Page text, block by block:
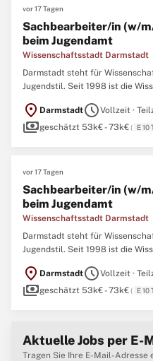
vor 17 Tagen
Sachbearbeiter/in (w/
beim Jugendamt
Wissenschaftsstadt Darmstadt
Darmstadt steht für
Jugendstil. Seit 1998 ist die
Zum 31. Dezember 2014 gab es
location_on DarmstadtscheduleVollzeit ·
paymentsgeschätzt 53k€ - 73k€( E 10
vor 17 Tagen
Sachbearbeiter/in (w/
beim Jugendamt
Wissenschaftsstadt Darmstadt
Darmstadt steht für
Jugendstil. Seit 1998 ist die
Zum 31. Dezember 2014 gab es
location_on DarmstadtscheduleVollzeit ·
paymentsgeschätzt 53k€ - 73k€( E 10
Aktuelle Jobs per E-
Tragen Sie Ihre E-Mail-